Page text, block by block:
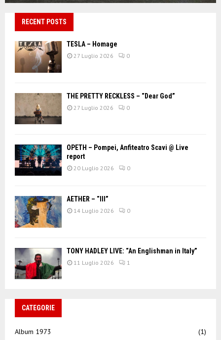
RECENT POSTS
TESLA – Homage
27 Luglio 2026 0
THE PRETTY RECKLESS – “Dear God”
27 Luglio 2026 0
OPETH – Pompei, Anfiteatro Scavi @ Live
report
20 Luglio 2026 0
AETHER – “III”
14 Luglio 2026 0
TONY HADLEY LIVE: “An Englishman in Italy”
11 Luglio 2026 1
CATEGORIE
Album 1973
(1)